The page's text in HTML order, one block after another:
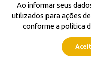
Ao informar seus
utilizados para ações
conforme a política